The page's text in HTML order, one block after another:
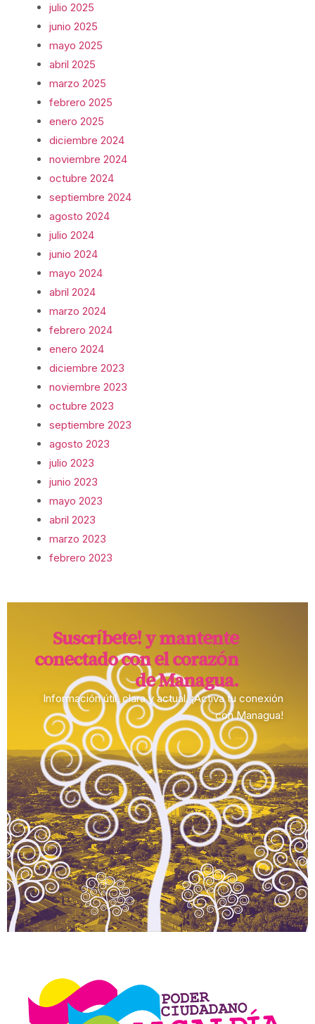
julio 2025
junio 2025
mayo 2025
abril 2025
marzo 2025
febrero 2025
enero 2025
diciembre 2024
noviembre 2024
octubre 2024
septiembre 2024
agosto 2024
julio 2024
junio 2024
mayo 2024
abril 2024
marzo 2024
febrero 2024
enero 2024
diciembre 2023
noviembre 2023
octubre 2023
septiembre 2023
agosto 2023
julio 2023
junio 2023
mayo 2023
abril 2023
marzo 2023
febrero 2023
Suscríbete! y mantente
conectado con el corazón
de Managua.​
Información útil, clara y actual. ¡Activa tu conexión
con Managua!